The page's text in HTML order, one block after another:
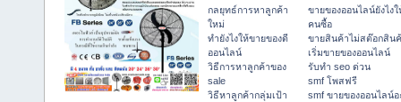
กลยุทธ์การหาลูกค้า
ใหม่
ทํายังไงให้ขายของดี
ออนไลน์
วิธีการหาลูกค้าของ
sale
วิธีหาลูกค้ากลุ่มเป้า
ขายของออนไลน์ยังไง
คนซื้อ
ขายสินค้าไม่สต๊อกสิน
เริ่มขายของออนไลน์
รับทำ seo ด่วน
smf โพสฟรี
smf ขายของออนไลน์อ